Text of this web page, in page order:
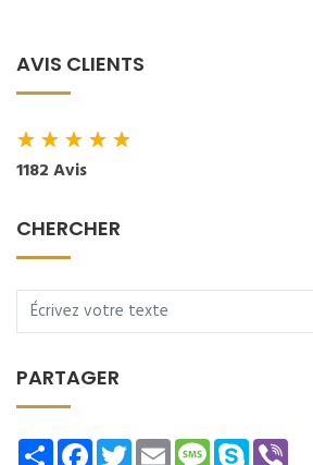
AVIS CLIENTS
★★★★★
1182 Avis
CHERCHER
PARTAGER
ShareFacebookTwitterEmailMessage
Skype